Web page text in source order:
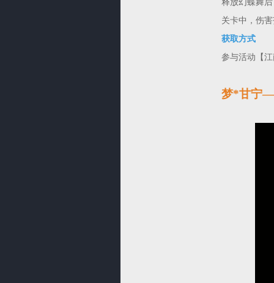
释放幻蝶舞
关卡中，伤
获取方式
参与活动【
梦*甘宁